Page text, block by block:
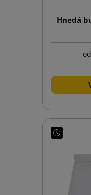
Hnedá
od